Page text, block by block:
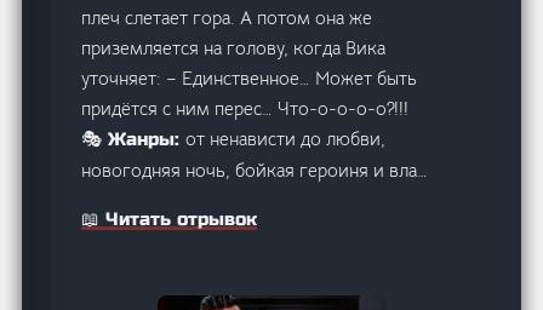
плеч слетает гора. А потом она же
приземляется на голову, когда Вика
уточняет: – Единственное… Может быть
придётся с ним перес… Что-о-о-о-о?!!!
🎭 Жанры:от ненависти до любви,
новогодняя ночь, бойкая героиня и вла…
📖 Читать отрывок